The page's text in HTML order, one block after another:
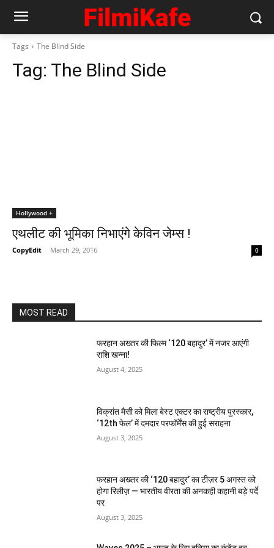
Tags The Blind Side
Tag: The Blind Side
Hollywood +
एथलीट की भूमिका निभाएंगे केविन जेम्स !
CopyEdit - March 29, 2016 0
MOST READ
फरहान अख्तर की फिल्म ‘120 बहादुर’ में नजर आएंगी
राशि खन्ना!
August 4, 2025
विक्रांत मैसी को मिला बेस्ट एक्टर का राष्ट्रीय पुरस्कार,
‘12th फेल’ में दमदार परफॉर्मेंस की हुई सराहना
August 3, 2025
फरहान अख्तर की ‘120 बहादुर’ का टीज़र 5 अगस्त को
होगा रिलीज़ — भारतीय वीरता की अनकही कहानी बड़े पर्दे
पर
August 3, 2025